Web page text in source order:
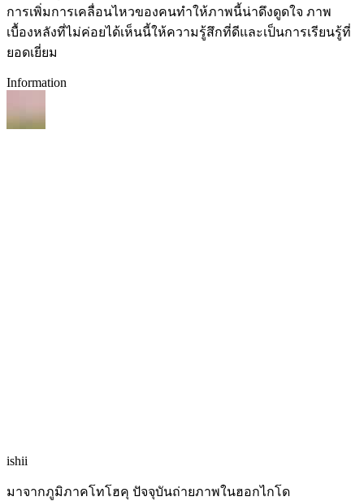
การเพิ่มการเคลื่อนไหวของคนทำให้ภาพนี้น่าดึงดูดใจ ภาพ
เบื้องหลังที่ไม่ค่อยได้เห็นนี้ให้ความรู้สึกที่ดีและเป็นการเรียนรู้ที่
ยอดเยี่ยม
Information
ishii
มาจากภูมิภาคโทโฮคุ ปัจจุบันถ่ายภาพในฮอกไกโด